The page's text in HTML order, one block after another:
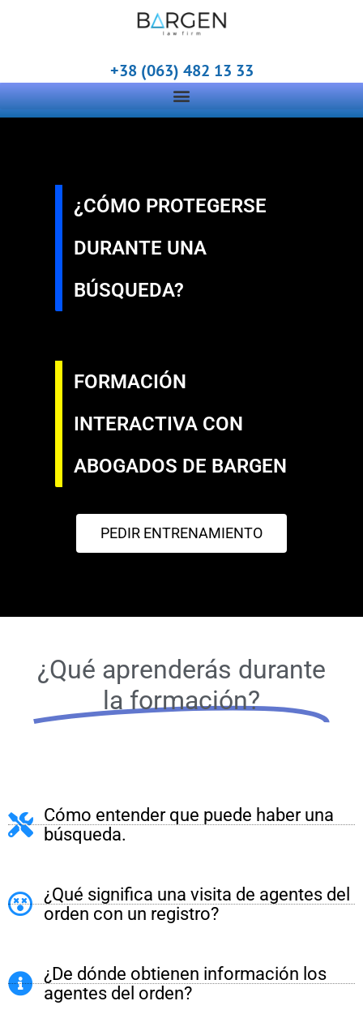
+38 (063) 482 13 33
¿CÓMO PROTEGERSE
DURANTE UNA
BÚSQUEDA?
FORMACIÓN
INTERACTIVA CON
ABOGADOS DE BARGEN
PEDIR ENTRENAMIENTO
¿Qué aprenderás durante
la formación?
Cómo entender que puede haber una
búsqueda.
¿Qué significa una visita de agentes del
orden con un registro?
¿De dónde obtienen información los
agentes del orden?